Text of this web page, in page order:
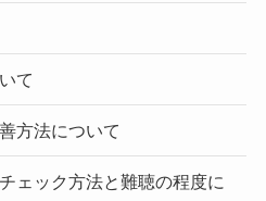
て
方法について
ェック方法と難聴の程度に